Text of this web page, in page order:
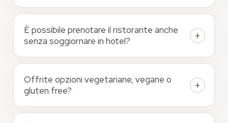
È possibile prenotare il ristorante anche
senza soggiornare in hotel?
Offrite opzioni vegetariane, vegane o
gluten free?